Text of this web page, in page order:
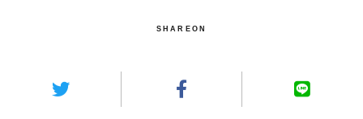
SHAREON